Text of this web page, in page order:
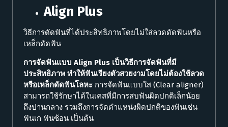
Align Plus
วิธีการดัดฟันที่ได้ประสิทธิภาพโดยไม่ใส่ลวดดัดฟันหรือ
เหล็กดัดฟัน
การจัดฟันแบบ Align Plus เป็นวิธีการจัดฟันที่มี
ประสิทธิภาพ ทำให้ฟันเรียงตัวสวยงามโดยไม่ต้องใช้ลวด
หรือเหล็กดัดฟันโลหะ การจัดฟันแบบใส (Clear aligner)
สามารถใช้รักษาได้ในเคสที่มีการสบฟันผิดปกติเล็กน้อย
ถึงปานกลาง รวมถึงการจัดตำแหน่งผิดปกติของฟันเช่น
ฟันเก ฟันซ้อน เป็นต้น